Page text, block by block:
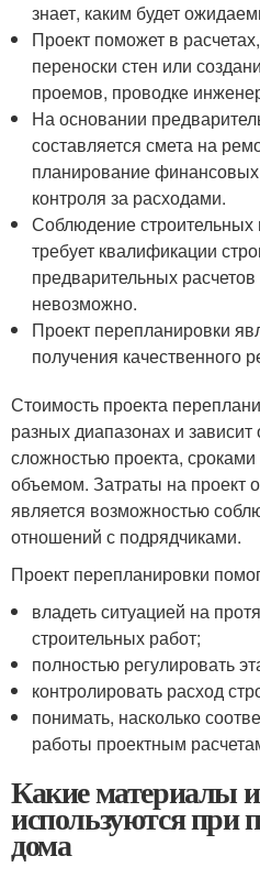
знает, каким будет
Проект поможет в
переноски стен или
проемов, проводке
На основании
составляется смета на
планирование финансовых
контроля за расходами.
Соблюдение
требует квалификации
предварительных
невозможно.
Проект перепланировки
получения качественного
Стоимость проекта
разных диапазонах и зависит
сложностью проекта,
объемом. Затраты на проект
является возможностью
отношений с подрядчиками.
Проект перепланировки
владеть ситуацией на
строительных работ;
полностью регулировать
контролировать расход
понимать, насколько
работы проектным
Какие материалы
используются при
дома